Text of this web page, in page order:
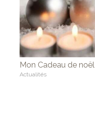
Mon Cadeau de noël
Actualités